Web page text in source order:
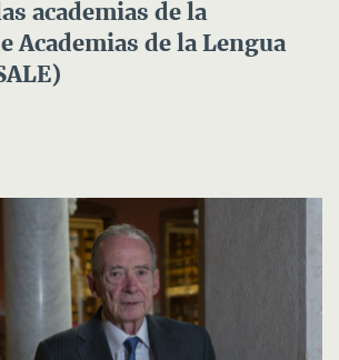
academias de la
Academias de la Lengua